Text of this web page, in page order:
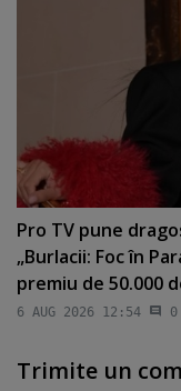
Pro TV pune
„Burlacii: Foc în
premiu de 50.000
6 AUG 2026 12:54 0
Trimite un